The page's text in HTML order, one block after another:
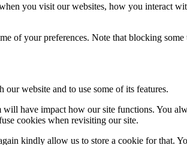
you visit our websites, how you interact
of your preferences. Note that blocking
website and to use some of its features.
have impact how our site functions. You
cookies when revisiting our site.
kindly allow us to store a cookie for that.